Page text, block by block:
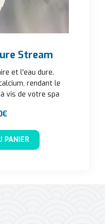
Stream
et l'eau dure.
rendant le
vis de votre spa
€
PANIER